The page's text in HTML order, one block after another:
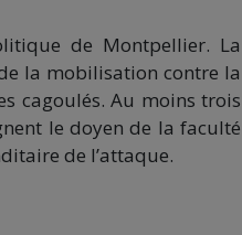
de Montpellier. La
la mobilisation contre la
cagoulés. Au moins trois
le doyen de la faculté
de l’attaque.